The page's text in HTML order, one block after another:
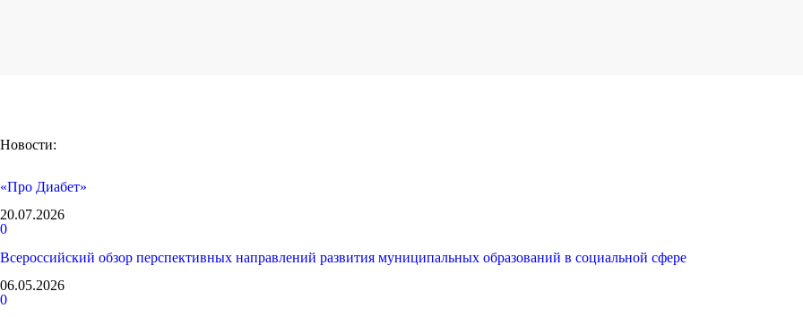
Новости:
«Про Диабет»
20.07.2026
0
Всероссийский обзор перспективных направлений развития муниципальных образований в социальной сфере
06.05.2026
0